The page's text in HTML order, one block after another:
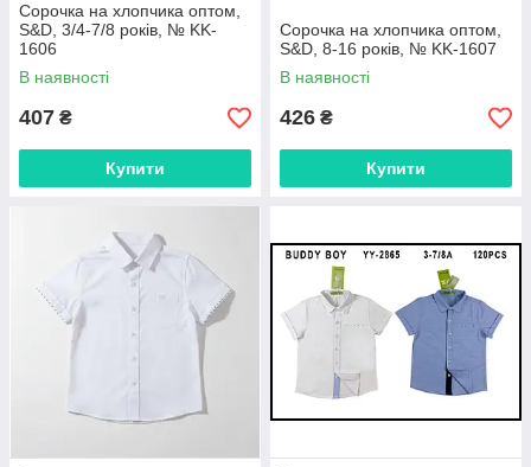
Сорочка на хлопчика оптом,
S&D, 3/4-7/8 років, № KK-
1606
В наявності
407 ₴
Купити
Сорочка на хлопчика оптом,
S&D, 8-16 років, № KK-1607
В наявності
426 ₴
Купити